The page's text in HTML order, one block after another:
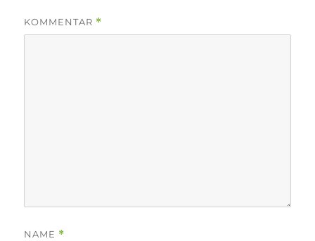
KOMMENTAR *
NAME *